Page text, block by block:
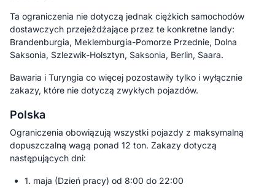
Ta ograniczenia nie dotyczą jednak ciężkich samochodów
dostawczych przejeżdżające przez te konkretne landy:
Brandenburgia, Meklemburgia-Pomorze Przednie, Dolna
Saksonia, Szlezwik-Holsztyn, Saksonia, Berlin, Saara.
Bawaria i Turyngia co więcej pozostawiły tylko i wyłącznie
zakazy, które nie dotyczą zwykłych pojazdów.
Polska
Ograniczenia obowiązują wszystki pojazdy z maksymalną
dopuszczalną wagą ponad 12 ton. Zakazy dotyczą
następujących dni:
1. maja (Dzień pracy) od 8:00 do 22:00